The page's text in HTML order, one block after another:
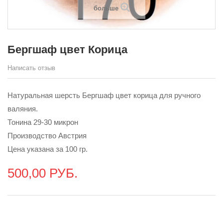
больше
Бергшаф цвет Корица
Написать отзыв
Натуральная шерсть Бергшаф цвет корица для ручного
валяния.
Тонина 29-30 микрон
Производство Австрия
Цена указана за 100 гр.
500,00 РУБ.